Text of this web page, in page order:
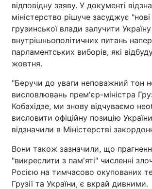
відповідну заяву. У документі
міністерство рішуче засуджує
грузинської влади залучити
внутрішньополітичних питань
парламентських виборів, які
жовтня.
"Беручи до уваги неповажний тон
висловлювань прем'єр-міністра
Кобахідзе, ми знову відчуваємо
висловити офіційну позицію
відзначили в Міністерстві
Вони також зазначили, що прагнення
"викреслити з пам'яті" численні
Росією на тимчасово окупованих
Грузії та України, є вкрай дивними.